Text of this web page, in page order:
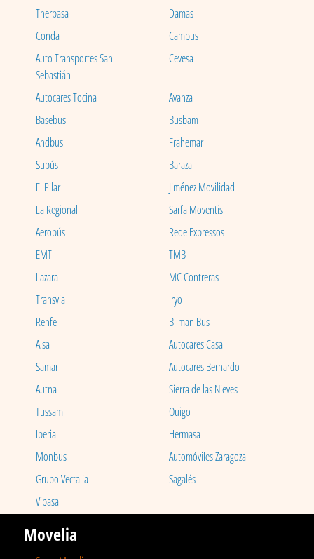
Therpasa
Damas
Conda
Cambus
Auto Transportes San
Sebastián
Cevesa
Autocares Tocina
Avanza
Basebus
Busbam
Andbus
Frahemar
Subús
Baraza
El Pilar
Jiménez Movilidad
La Regional
Sarfa Moventis
Aerobús
Rede Expressos
EMT
TMB
Lazara
MC Contreras
Transvia
Iryo
Renfe
Bilman Bus
Alsa
Autocares Casal
Samar
Autocares Bernardo
Autna
Sierra de las Nieves
Tussam
Ouigo
Iberia
Hermasa
Monbus
Automóviles Zaragoza
Grupo Vectalia
Sagalés
Vibasa
Movelia